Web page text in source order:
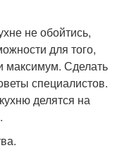
не обойтись,
для того,
максимум. Сделать
специалистов.
делятся на